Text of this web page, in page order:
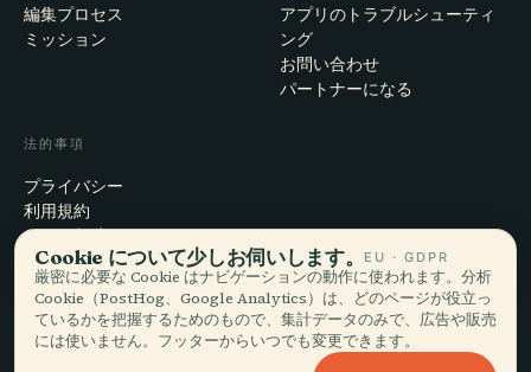
編集プロセス
ミッション
アプリのトラブルシューティ
ング
お問い合わせ
パートナーになる
法的事項
プライバシー
利用規約
Cookie設定
アカウント削除
© 2026 Audiala · スイス・モルジュにて、旅の途上で、雲の上で作ってい
Cookie について少しお伺いします。 EU · GDPR
厳密に必要な Cookie はナビゲーションの動作に使われます。分析
Cookie（PostHog、Google Analytics）は、どのページが役立っ
ているかを把握するためのもので、集計データのみで、広告や販売
には使いません。フッターからいつでも変更できます。